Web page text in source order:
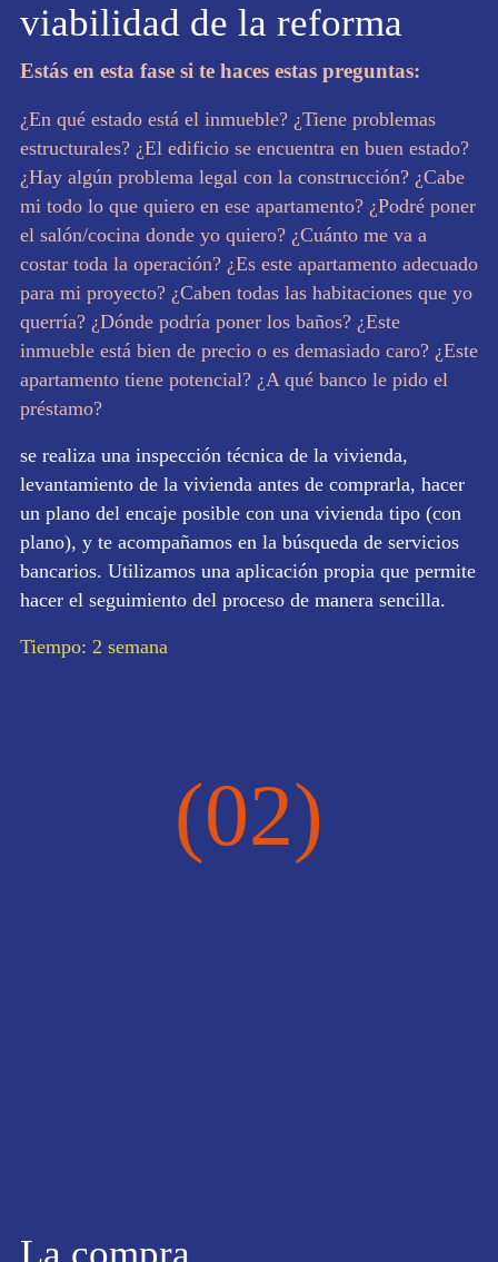
viabilidad de la reforma
Estás en esta fase si te haces estas preguntas:
¿En qué estado está el inmueble? ¿Tiene problemas
estructurales? ¿El edificio se encuentra en buen estado?
¿Hay algún problema legal con la construcción? ¿Cabe
mi todo lo que quiero en ese apartamento? ¿Podré poner
el salón/cocina donde yo quiero? ¿Cuánto me va a
costar toda la operación? ¿Es este apartamento adecuado
para mi proyecto? ¿Caben todas las habitaciones que yo
querría? ¿Dónde podría poner los baños? ¿Este
inmueble está bien de precio o es demasiado caro? ¿Este
apartamento tiene potencial? ¿A qué banco le pido el
préstamo?
se realiza una inspección técnica de la vivienda,
levantamiento de la vivienda antes de comprarla, hacer
un plano del encaje posible con una vivienda tipo (con
plano), y te acompañamos en la búsqueda de servicios
bancarios. Utilizamos una aplicación propia que permite
hacer el seguimiento del proceso de manera sencilla.
Tiempo: 2 semana
(02)